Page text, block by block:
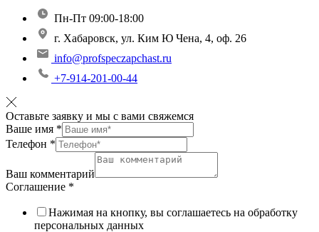
Пн-Пт 09:00-18:00
г. Хабаровск, ул. Ким Ю Чена, 4, оф. 26
info@profspeczapchast.ru
+7-914-201-00-44
Оставьте заявку и мы с вами свяжемся
Ваше имя *
Телефон *
Ваш комментарий
Соглашение *
Нажимая на кнопку, вы соглашаетесь на обработку
персональных данных